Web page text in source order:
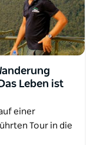
Leben ist
einer
Tour in die